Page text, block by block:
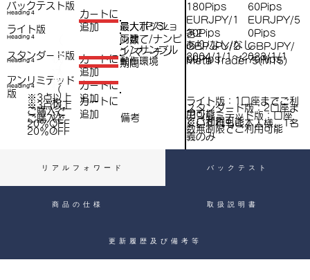
バックテスト版
スタンダード版
アンリミテッド
版
最大ポジショ
ン数
各2
Heading 4
​カートに
追加
税
込
）
Heading 4
​カートに
追加
Heading 4
※3点以上
ご購入で​
20％OFF
税
込
）
​カートに
追加
Heading 4
（
税
込
）
※3点以上
ご購入で​
20％OFF
​カートに
追加
ライト版 最大TP/SL
180Pips
EURJPY/1
30Pips
GBPJPY/2
00Pips
/
60Pips
EURJPY/5
0Pips
GBPJPY/
70Pips
両建て/ナンピ
ン/マーチン
あり/なし/なし
インサンプル
期間
2004/1/1～2023/1/1
動作環境 Meta Trader 5(MT5)
備考
ライト版：1口座までご利
用可能
スタンダード版：2口座ま
でご利用可能
アンリミテッド版：口座
数無制限でご利用可能
※いずれもご本人様、1名
義のみ
リアルフォワード バックテスト
商品の仕様 取扱説明書
更新履歴及び備考等